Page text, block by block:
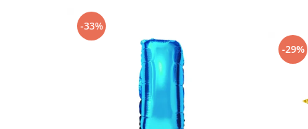
-33%
-29%